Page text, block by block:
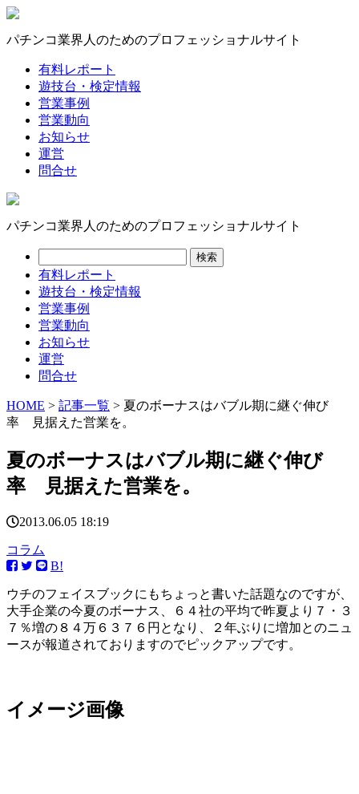
パチンコ業界人のためのプロフェッショナルサイト
有料レポート
遊技台・検定情報
営業事例
営業動向
お知らせ
運営
問合せ
パチンコ業界人のためのプロフェッショナルサイト
有料レポート
遊技台・検定情報
営業事例
営業動向
お知らせ
運営
問合せ
HOME > 記事一覧 > 夏のボーナスはバブル期に継ぐ伸び
率 見据えた営業を。
夏のボーナスはバブル期に継ぐ伸び
率 見据えた営業を。
2013.06.05 18:19
コラム
B!
ウチのフェイスブックにもちょっと書いた話題なのですが、
大手企業の今夏のボーナス、６４社の平均で昨夏より７・３
７％増の８４万６３７６円となり、２年ぶりに増加とのニュ
ースが報道されておりますのでピックアップです。
イメージ画像